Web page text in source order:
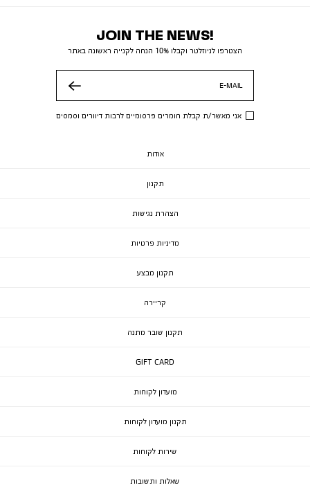
JOIN THE NEWS!
הצטרפו לניוזלטר וקבלו 10% הנחה לקנייה ראשונה באתר
E-MAIL
אני מאשר/ת קבלת חומרים פרסומיים לרבות דיוורים וסמסים
אודות
תקנון
הצהרת נגישות
מדיניות פרטיות
תקנון מבצע
קריירה
תקנון שובר מתנה
GIFT CARD
מועדון לקוחות
תקנון מועדון לקוחות
שירות לקוחות
שאלות ותשובות